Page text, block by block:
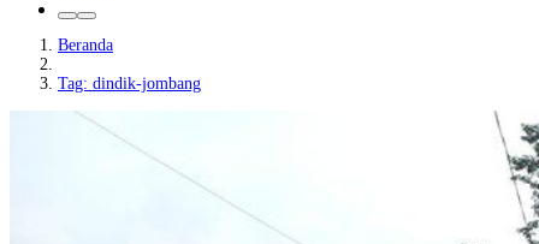
Beranda
Tag: dindik-jombang